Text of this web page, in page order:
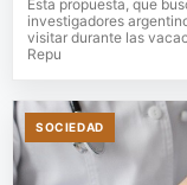
Esta propuesta, que
investigadores
visitar durante las
Repu
SOCIEDAD